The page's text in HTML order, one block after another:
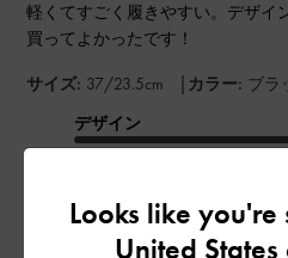
軽くてすごく履きやすい。デザイ
買ってよかったです！
サイズ: 37/23.5cm | カラー: ブラ
デザイン
品質
Looks like
United